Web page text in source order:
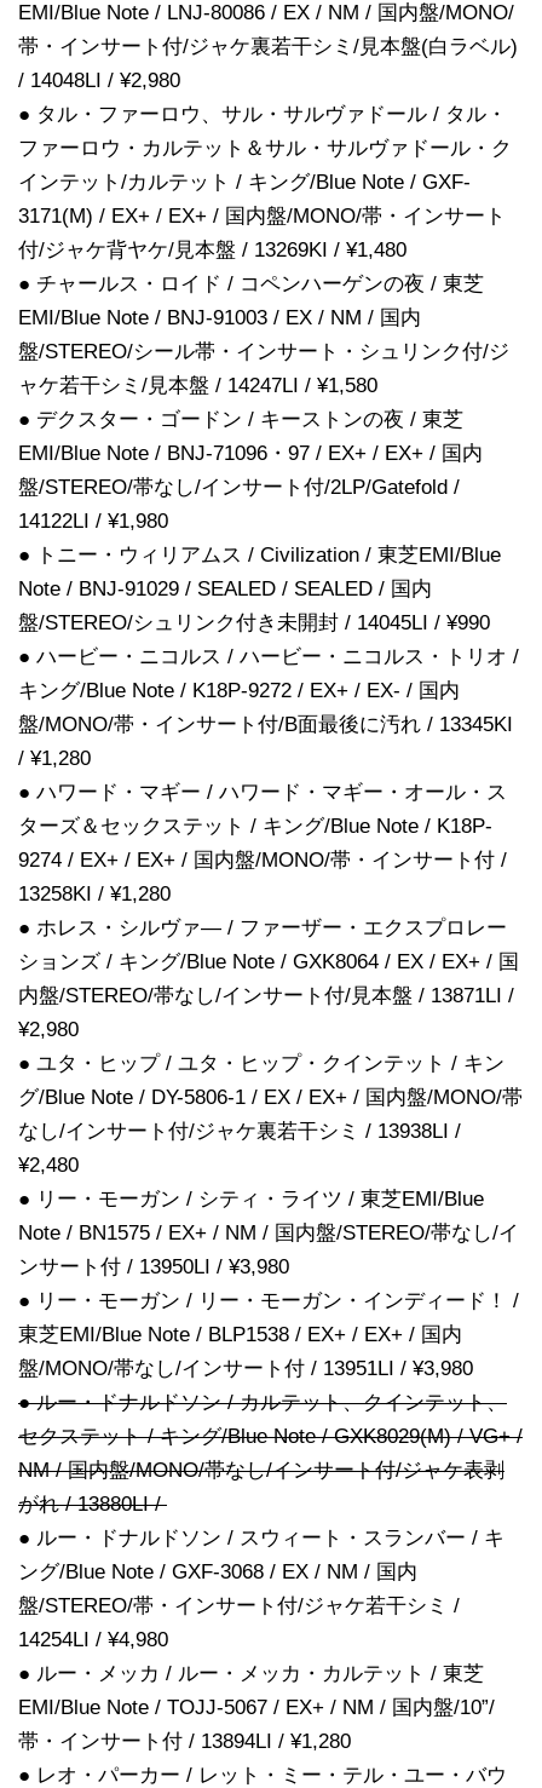
EMI/Blue Note / LNJ-80086 / EX / NM / 国内盤/MONO/
帯・インサート付/ジャケ裏若干シミ/見本盤(白ラベル)
/ 14048LI / ¥2,980
● タル・ファーロウ、サル・サルヴァドール / タル・
ファーロウ・カルテット＆サル・サルヴァドール・ク
インテット/カルテット / キング/Blue Note / GXF-
3171(M) / EX+ / EX+ / 国内盤/MONO/帯・インサート
付/ジャケ背ヤケ/見本盤 / 13269KI / ¥1,480
● チャールス・ロイド / コペンハーゲンの夜 / 東芝
EMI/Blue Note / BNJ-91003 / EX / NM / 国内
盤/STEREO/シール帯・インサート・シュリンク付/ジ
ャケ若干シミ/見本盤 / 14247LI / ¥1,580
● デクスター・ゴードン / キーストンの夜 / 東芝
EMI/Blue Note / BNJ-71096・97 / EX+ / EX+ / 国内
盤/STEREO/帯なし/インサート付/2LP/Gatefold /
14122LI / ¥1,980
● トニー・ウィリアムス / Civilization / 東芝EMI/Blue
Note / BNJ-91029 / SEALED / SEALED / 国内
盤/STEREO/シュリンク付き未開封 / 14045LI / ¥990
● ハービー・ニコルス / ハービー・ニコルス・トリオ /
キング/Blue Note / K18P-9272 / EX+ / EX- / 国内
盤/MONO/帯・インサート付/B面最後に汚れ / 13345KI
/ ¥1,280
● ハワード・マギー / ハワード・マギー・オール・ス
ターズ＆セックステット / キング/Blue Note / K18P-
9274 / EX+ / EX+ / 国内盤/MONO/帯・インサート付 /
13258KI / ¥1,280
● ホレス・シルヴァ― / ファーザー・エクスプロレー
ションズ / キング/Blue Note / GXK8064 / EX / EX+ / 国
内盤/STEREO/帯なし/インサート付/見本盤 / 13871LI /
¥2,980
● ユタ・ヒップ / ユタ・ヒップ・クインテット / キン
グ/Blue Note / DY-5806-1 / EX / EX+ / 国内盤/MONO/帯
なし/インサート付/ジャケ裏若干シミ / 13938LI /
¥2,480
● リー・モーガン / シティ・ライツ / 東芝EMI/Blue
Note / BN1575 / EX+ / NM / 国内盤/STEREO/帯なし/イ
ンサート付 / 13950LI / ¥3,980
● リー・モーガン / リー・モーガン・インディード！ /
東芝EMI/Blue Note / BLP1538 / EX+ / EX+ / 国内
盤/MONO/帯なし/インサート付 / 13951LI / ¥3,980
● ルー・ドナルドソン / カルテット、クインテット、
セクステット / キング/Blue Note / GXK8029(M) / VG+ /
NM / 国内盤/MONO/帯なし/インサート付/ジャケ表剥
がれ / 13880LI /
● ルー・ドナルドソン / スウィート・スランバー / キ
ング/Blue Note / GXF-3068 / EX / NM / 国内
盤/STEREO/帯・インサート付/ジャケ若干シミ /
14254LI / ¥4,980
● ルー・メッカ / ルー・メッカ・カルテット / 東芝
EMI/Blue Note / TOJJ-5067 / EX+ / NM / 国内盤/10”/
帯・インサート付 / 13894LI / ¥1,280
● レオ・パーカー / レット・ミー・テル・ユー・バウ